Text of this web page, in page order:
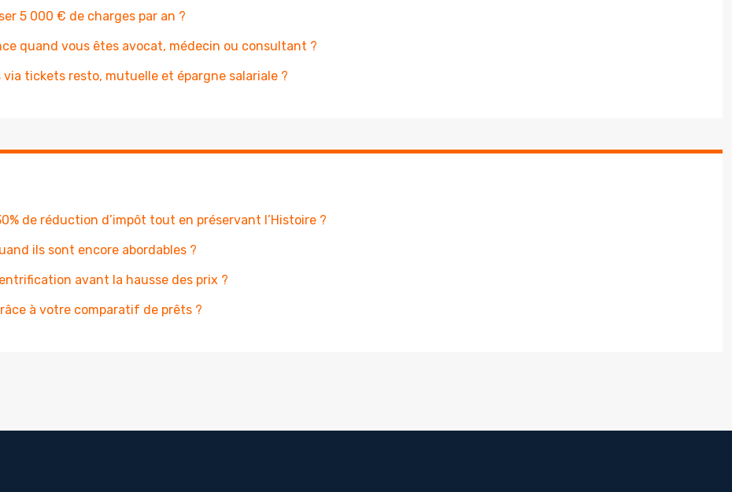
5 000 € de charges par an ?
quand vous êtes avocat, médecin ou consultant ?
tickets resto, mutuelle et épargne salariale ?
de réduction d’impôt tout en préservant l’Histoire ?
ils sont encore abordables ?
avant la hausse des prix ?
à votre comparatif de prêts ?